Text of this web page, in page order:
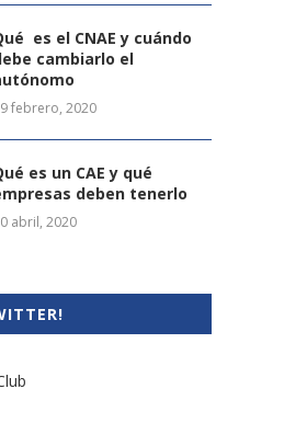
es el CNAE y cuándo
cambiarlo el
febrero, 2020
es un CAE y qué
deben tenerlo
abril, 2020